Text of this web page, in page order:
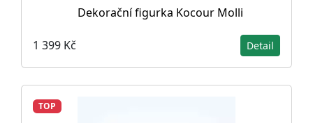
Dekorační figurka Kocour Molli
1 399 Kč Detail
TOP